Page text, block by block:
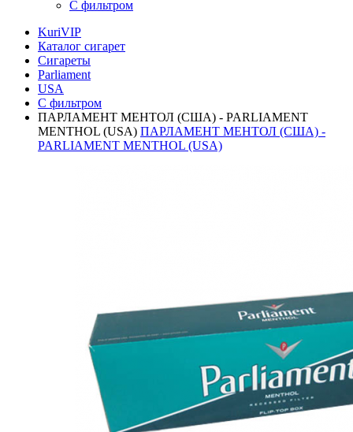
С фильтром
KuriVIP
Каталог сигарет
Сигареты
Parliament
USA
С фильтром
ПАРЛАМЕНТ МЕНТОЛ (США) - PARLIAMENT
MENTHOL (USA) ПАРЛАМЕНТ МЕНТОЛ (США) -
PARLIAMENT MENTHOL (USA)